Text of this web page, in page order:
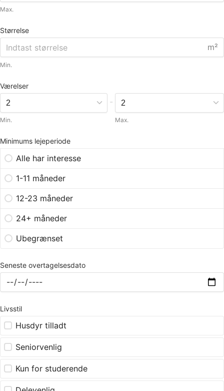
Max.
Størrelse
m²
Min.
Værelser
Min.
-
Max.
Minimums lejeperiode
Alle har interesse
1-11 måneder
12-23 måneder
24+ måneder
Ubegrænset
Seneste overtagelsesdato
Livsstil
Husdyr tilladt
Seniorvenlig
Kun for studerende